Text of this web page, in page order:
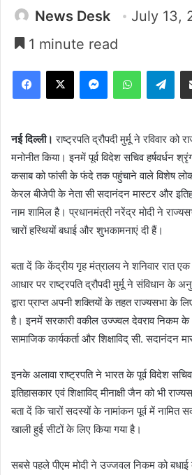
News Desk
July 13,
1 minute read
Facebook
X MessengerWhatsApp
नई दिल्ली। राष्ट्रपति द्रौपदी मुर्मू ने रविवार को
मनोनीत किया। इनमें पूर्व विदेश सचिव हर्षवर्धन
कसाब को फांसी के फंदे तक पहुंचाने वाले विशेष
केरल बीजेपी के नेता सी सदानंदन मास्टर और
नाम शामिल है। प्रधानमंत्री नरेंद्र मोदी ने
चारों हस्थियों बधाई और शुभकामनाएं दी हैं।
बता दें कि केंद्रीय गृह मंत्रालय ने शनिवार रात
आधार पर राष्ट्रपति द्रौपदी मुर्मू ने संविधान
द्वारा प्राप्त अपनी शक्तियों के तहत राज्यसभा के
है। इनमें सरकारी वकील उज्ज्वल देवराव निकम के
सामाजिक कार्यकर्ता और शिक्षाविद् सी. सदानंदन
इनके अलावा राष्ट्रपति ने भारत के पूर्व विदेश
इतिहासकार एवं शिक्षाविद् मीनाक्षी जैन को भी
बता दें कि चारों सदस्यों के नामांकन पूर्व में नामित
खाली हुई सीटों के लिए किया गया है।
सबसे पहले पीएम मोदी ने उज्जवल निकम को बधाई